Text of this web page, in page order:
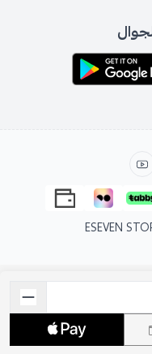
ESEVEN